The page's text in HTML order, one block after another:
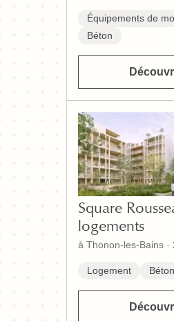
Équipements de
Béton
Square
logements
à Thonon-les-Bains·
Logement Béton